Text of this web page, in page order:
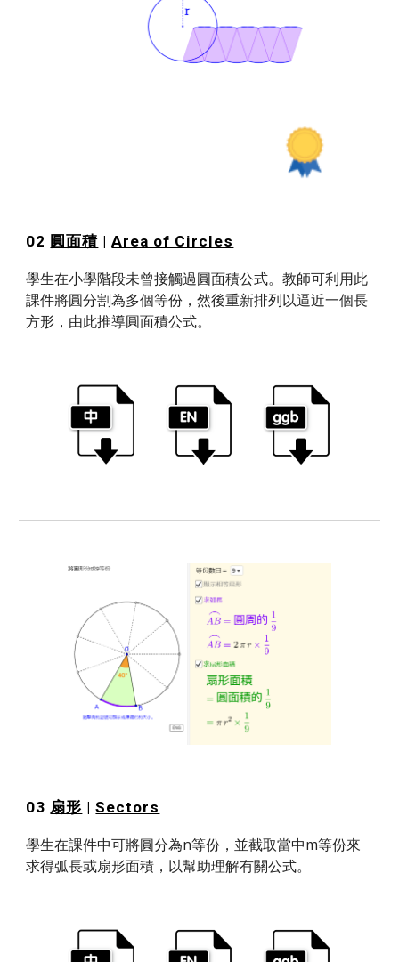
02 圓面積 | Area of Circles
學生在小學階段未曾接觸過圓面積公式。教師可利用此
課件將圓分割為多個等份，然後重新排列以逼近一個長
方形，由此推導圓面積公式。
03 扇形 | Sectors
學生在課件中可將圓分為n等份，並截取當中m等份來
求得弧長或扇形面積，以幫助理解有關公式。